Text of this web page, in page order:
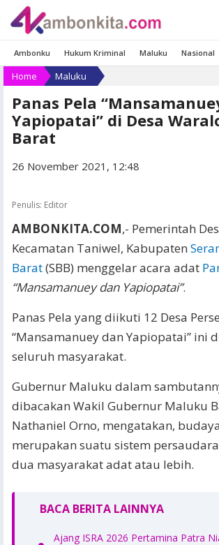
Ambonku Hukum Kriminal Maluku Nasional
Home Maluku
Panas Pela
Yapiopatai” di Desa
Barat
26 November 2021, 12:48
Penulis: Editor
AMBONKITA.COM,- Pemerintah
Kecamatan Taniwel, Kabupaten
Barat(SBB) menggelar acara adat
“Mansamanuey dan Yapiopatai”.
Panas Pela yang diikuti 12 Desa
“Mansamanuey dan Yapiopatai” ini
seluruh masyarakat.
Gubernur Maluku dalam
dibacakan Wakil Gubernur Maluku
Nathaniel Orno, mengatakan,
merupakan suatu sistem
dua masyarakat adat atau lebih.
BACA BERITA LAINNYA
Ajang ISRA 2026 Pertamina Patra